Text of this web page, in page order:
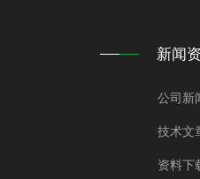
新闻
公司新
技术文
资料下